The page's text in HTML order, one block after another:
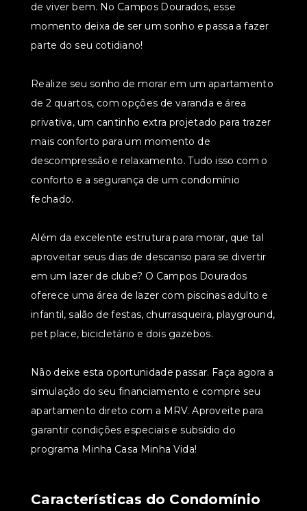
de viver bem. No Campos Dourados, esse
momento deixa de ser um sonho e passa a fazer
parte do seu cotidiano!
Realize seu sonho de morar em um apartamento
de 2 quartos, com opções de varanda e área
privativa, um cantinho extra projetado para trazer
mais conforto para um momento de
descompressão e relaxamento. Tudo isso com o
conforto e a segurança de um condomínio
fechado.
Além da excelente estrutura para morar, que tal
aproveitar seus dias de descanso para se divertir
em um lazer de clube? O Campos Dourados
oferece uma área de lazer com piscinas adulto e
infantil, salão de festas, churrasqueira, playground,
pet place, bicicletário e dois gazebos.
Não deixe esta oportunidade passar. Faça agora a
simulação do seu financiamento e compre seu
apartamento direto com a MRV. Aproveite para
garantir condições especiais e subsídio do
programa Minha Casa Minha Vida!
Características do Condomínio